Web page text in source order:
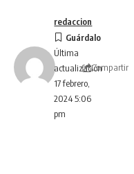
Última
actualización
17 febrero,
2024 5:06
pm
redaccion
Compartir